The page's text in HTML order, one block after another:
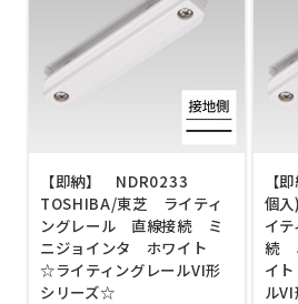
【即納】 NDR0233
TOSHIBA/東芝 ライティ
ングレール 直線接続 ミ
ニジョインタ ホワイト
☆ライティングレールVI形
シリーズ☆
【
個
イ
続
イ
ル